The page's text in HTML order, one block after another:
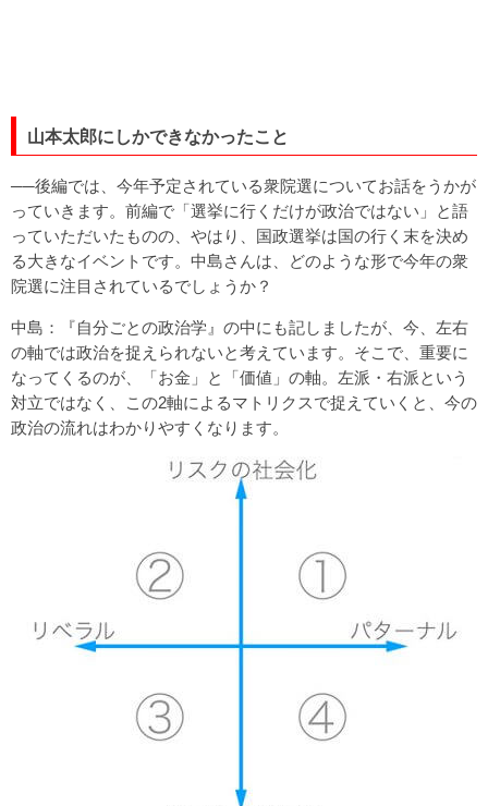
山本太郎にしかできなかったこと
──後編では、今年予定されている衆院選についてお話をうかが
っていきます。前編で「選挙に行くだけが政治ではない」と語
っていただいたものの、やはり、国政選挙は国の行く末を決め
る大きなイベントです。中島さんは、どのような形で今年の衆
院選に注目されているでしょうか？
中島：『自分ごとの政治学』の中にも記しましたが、今、左右
の軸では政治を捉えられないと考えています。そこで、重要に
なってくるのが、「お金」と「価値」の軸。左派・右派という
対立ではなく、この2軸によるマトリクスで捉えていくと、今の
政治の流れはわかりやすくなります。